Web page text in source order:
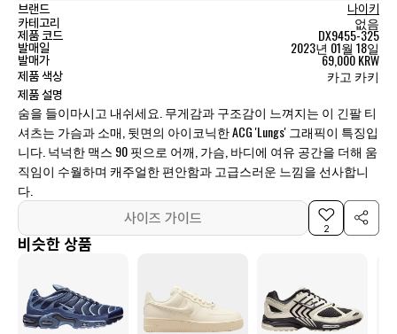
브랜드
나이키
카테고리
없음
제품 코드 DX9455-325
발매일 2023년 01월 18일
발매가 69,000 KRW
제품 색상 카고 카키
제품 설명
숨을 들이마시고 내쉬세요. 무게감과 구조감이 느껴지는 이 긴팔 티
셔츠는 가슴과 소매, 뒷면의 아이코닉한 ACG 'Lungs' 그래픽이 특징입
니다. 넉넉한 맥스 90 핏으로 어깨, 가슴, 바디에 여유 공간을 더해 움
직임이 수월하며 캐주얼한 편안함과 고급스러운 느낌을 선사합니
다.
사이즈 가이드
2
비슷한 상품